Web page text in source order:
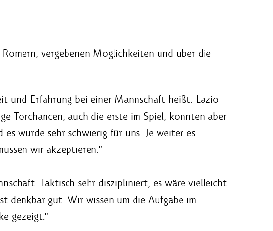
vergebenen Möglichkeiten und über die
und Erfahrung bei einer Mannschaft heißt. Lazio
Torchancen, auch die erste im Spiel, konnten aber
wurde sehr schwierig für uns. Je weiter es
wir akzeptieren."
Taktisch sehr diszipliniert, es wäre vielleicht
denkbar gut. Wir wissen um die Aufgabe im
gezeigt."